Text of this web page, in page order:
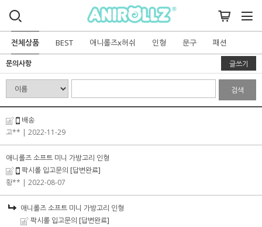
전체상품 BEST 애니롤즈x허쉬 인형 문구 패션
문의사항 글쓰기
검색
배송
고** | 2022-11-29
애니롤즈 소프트 미니 가방고리 인형
팍시롤 입고문의 [답변완료]
황** | 2022-08-07
애니롤즈 소프트 미니 가방고리 인형
팍시롤 입고문의 [답변완료]